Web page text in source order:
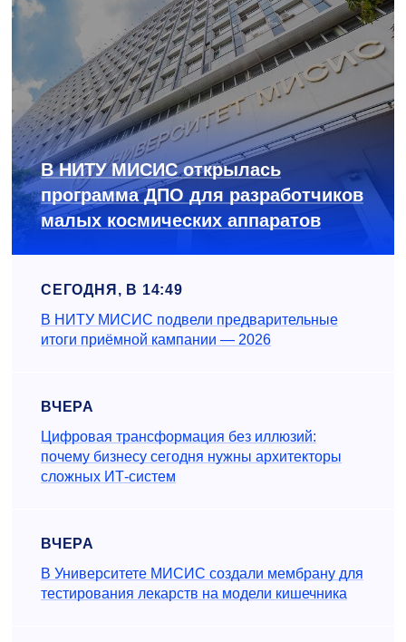
В НИТУ МИСИС открылась
программа ДПО для разработчиков
малых космических аппаратов
СЕГОДНЯ, В 14:49
В НИТУ МИСИС подвели предварительные
итоги приёмной кампании — 2026
ВЧЕРА
Цифровая трансформация без иллюзий:
почему бизнесу сегодня нужны архитекторы
сложных ИТ-систем
ВЧЕРА
В Университете МИСИС создали мембрану для
тестирования лекарств на модели кишечника